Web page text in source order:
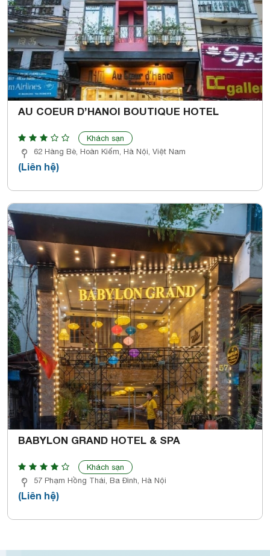
AU COEUR D’HANOI BOUTIQUE HOTEL
Khách sạn
62 Hàng Bè, Hoàn Kiếm, Hà Nội, Việt Nam
(Liên hệ)
BABYLON GRAND HOTEL & SPA
Khách sạn
57 Phạm Hồng Thái, Ba Đình, Hà Nội
(Liên hệ)